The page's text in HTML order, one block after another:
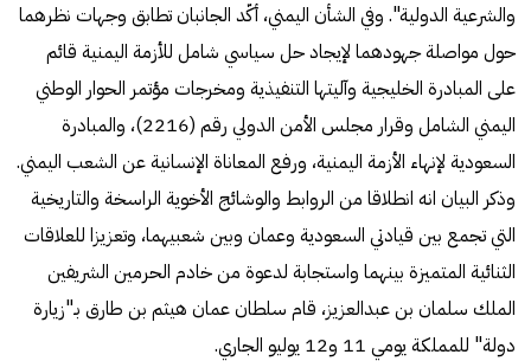
والشرعية الدولية". وفي الشأن اليمني، أكّد الجانبان تطابق وجهات نظرهما
حول مواصلة جهودهما لإيجاد حل سياسي شامل للأزمة اليمنية قائم
على المبادرة الخليجية وآليتها التنفيذية ومخرجات مؤتمر الحوار الوطني
اليمني الشامل وقرار مجلس الأمن الدولي رقم (2216)، والمبادرة
السعودية لإنهاء الأزمة اليمنية، ورفع المعاناة الإنسانية عن الشعب اليمني.
وذكر البيان انه انطلاقا من الروابط والوشائج الأخوية الراسخة والتاريخية
التي تجمع بين قيادتي السعودية وعمان وبين شعبيهما، وتعزيزا للعلاقات
الثنائية المتميزة بينهما واستجابة لدعوة من خادم الحرمين الشريفين
الملك سلمان بن عبدالعزيز، قام سلطان عمان هيثم بن طارق بـ"زيارة
دولة" للمملكة يومي 11 و12 يوليو الجاري.